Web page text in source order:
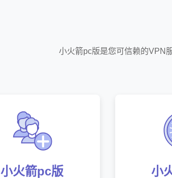
小火箭pc版是您可信赖的VPN
小火箭pc版 小